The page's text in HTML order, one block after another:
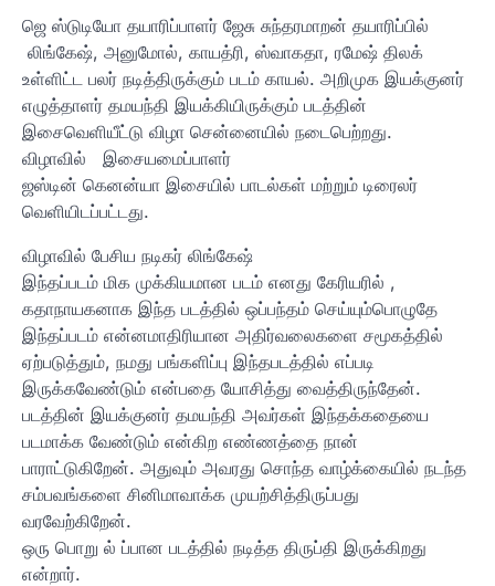
ஜெ ஸ்டுடியோ தயாரிப்பாளர் ஜேசு சுந்தரமாறன் தயாரிப்பில்
லிங்கேஷ், அனுமோல், காயத்ரி, ஸ்வாகதா, ரமேஷ் திலக்
உள்ளிட்ட பலர் நடித்திருக்கும் படம் காயல். அறிமுக இயக்குனர்
எழுத்தாளர் தமயந்தி இயக்கியிருக்கும் படத்தின்
இசைவெளியீட்டு விழா சென்னையில் நடைபெற்றது.
விழாவில் இசையமைப்பாளர்
ஜஸ்டின் கெனன்யா இசையில் பாடல்கள் மற்றும் டிரைலர்
வெளியிடப்பட்டது.
விழாவில் பேசிய நடிகர் லிங்கேஷ்
இந்தப்படம் மிக முக்கியமான படம் எனது கேரியரில் ,
கதாநாயகனாக இந்த படத்தில் ஒப்பந்தம் செய்யும்பொழுதே
இந்தப்படம் என்னமாதிரியான அதிர்வலைகளை சமூகத்தில்
ஏற்படுத்தும், நமது பங்களிப்பு இந்தபடத்தில் எப்படி
இருக்கவேண்டும் என்பதை யோசித்து வைத்திருந்தேன்.
படத்தின் இயக்குனர் தமயந்தி அவர்கள் இந்தக்கதையை
படமாக்க வேண்டும் என்கிற எண்ணத்தை நான்
பாராட்டுகிறேன். அதுவும் அவரது சொந்த வாழ்க்கையில் நடந்த
சம்பவங்களை சினிமாவாக்க முயற்சித்திருப்பது
வரவேற்கிறேன்.
ஒரு பொறு ல் ப்பான படத்தில் நடித்த திருப்தி இருக்கிறது
என்றார்.